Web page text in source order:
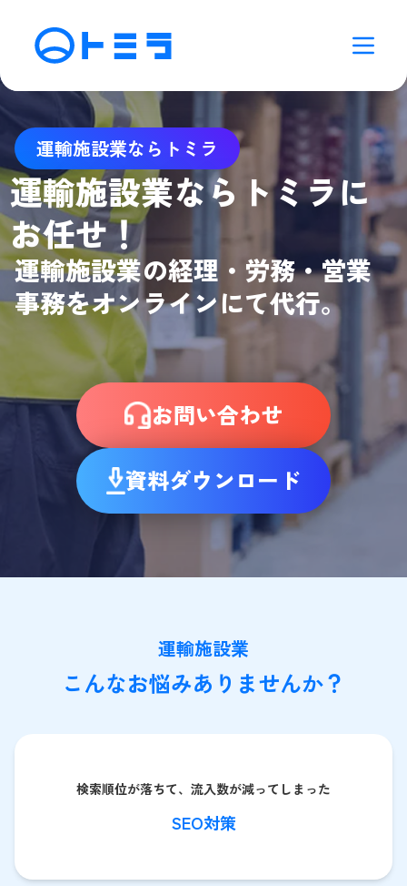
運輸施設業ならトミラ
運輸施設業ならトミラに
お任せ！
運輸施設業の経理・労務・営業
事務をオンラインにて代行。
お問い合わせ
資料ダウンロード
運輸施設業
こんなお悩みありませんか？
検索順位が落ちて、流入数が減ってしまった
SEO対策